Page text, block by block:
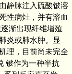
静脉注入硫酸铍溶
性病灶，并有溶血
渐出现纤维增殖
炎或肺水肿。显
理，目前尚未完全
铍作为一种半抗